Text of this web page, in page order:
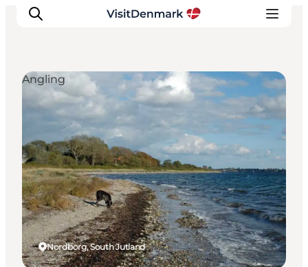
Inspiratie
Bestemmingen
Wat te doen
Accommodaties
Plan je reis
Nordborg, South Jutland
Angling